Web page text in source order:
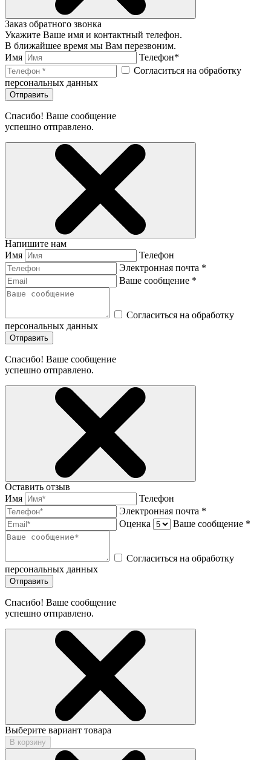
Заказ обратного звонка
Укажите Ваше имя и контактный телефон.
В ближайшее время мы Вам перезвоним.
Имя
Телефон*
Согласиться на обработку
персональных данных
Отправить
Спасибо! Ваше сообщение
успешно отправлено.
Напишите нам
Имя
Телефон
Электронная почта *
Ваше сообщение *
Согласиться на обработку
персональных данных
Отправить
Спасибо! Ваше сообщение
успешно отправлено.
Оставить отзыв
Имя
Телефон
Электронная почта *
Оценка
Ваше сообщение *
Согласиться на обработку
персональных данных
Отправить
Спасибо! Ваше сообщение
успешно отправлено.
Выберите вариант товара
В корзину